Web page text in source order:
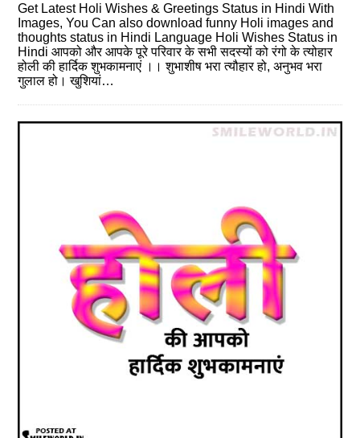
Get Latest Holi Wishes & Greetings Status in Hindi With
Images, You Can also download funny Holi images and
thoughts status in Hindi Language Holi Wishes Status in
Hindi आपको और आपके पूरे परिवार के सभी सदस्यों को रंगो के त्योहार
होली की हार्दिक शुभकामनाएं ।। शुभाशीष भरा त्यौहार हो, अनुभव भरा
गुलाल हो। खुशियां…